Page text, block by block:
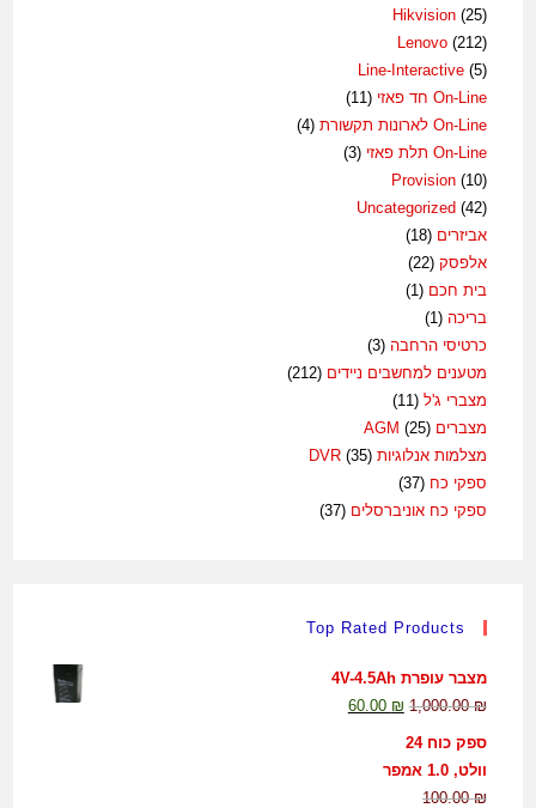
Hikvision (25)
Lenovo (212)
Line-Interactive (5)
On-Line חד פאזי
(11)
On-Line לארונות תקשורת
(4)
On-Line תלת פאזי
(3)
Provision (10)
Uncategorized (42)
אביזרים (18)
אלפסק (22)
בית חכם (1)
בריכה (1)
כרטיסי הרחבה (3)
מטענים למחשבים ניידים (212)
מצברי ג'ל (11)
מצברים AGM(25)
מצלמות אנלוגיות DVR(35)
ספקי כח (37)
ספקי כח אוניברסלים (37)
Top Rated Products
מצבר עופרת 4V-4.5Ah
1,000.00₪
60.00 ₪
ספק כוח 24
וולט, 1.0 אמפר
100.00₪